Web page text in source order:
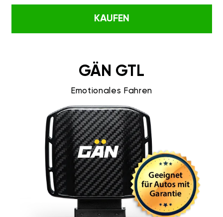
KAUFEN
GÄN GTL
Emotionales Fahren